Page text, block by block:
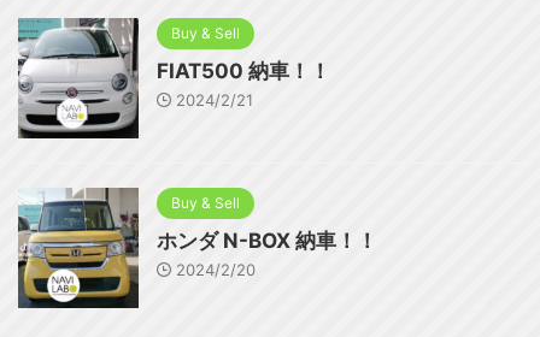
Buy & Sell
FIAT500 納車！！
2024/2/21
Buy & Sell
ホンダ N-BOX 納車！！
2024/2/20